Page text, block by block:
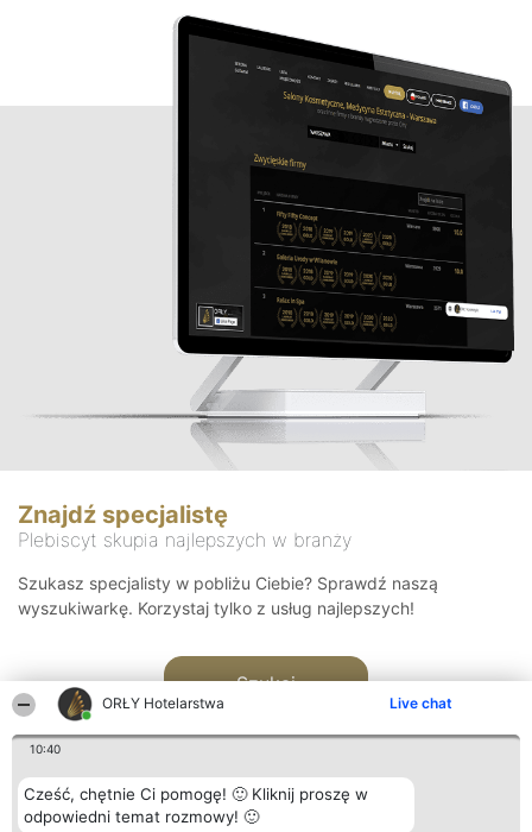
ORŁY Hotelarstwa Live chat
10:40
Cześć, chętnie Ci pomogę! 🙂 Kliknij proszę w
odpowiedni temat rozmowy! 🙂
Znajdź specjalistę
Plebiscyt skupia najlepszych w branży
Szukasz specjalisty w pobliżu Ciebie? Sprawdź naszą
wyszukiwarkę. Korzystaj tylko z usług najlepszych!
Szukaj